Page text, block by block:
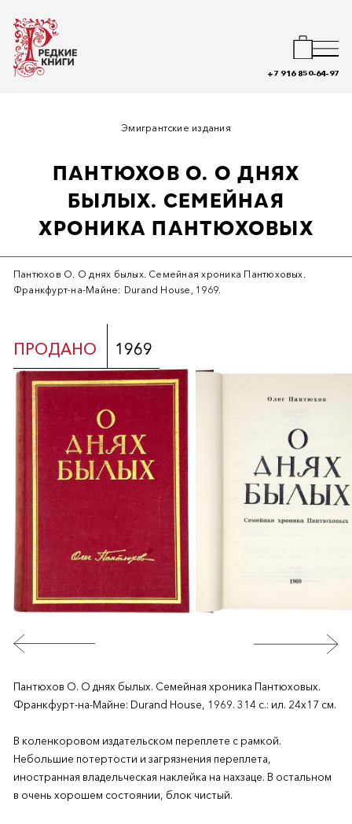
+7 916 850-64-97
Эмигрантские издания
ПАНТЮХОВ О. О ДНЯХ
БЫЛЫХ. СЕМЕЙНАЯ
ХРОНИКА ПАНТЮХОВЫХ
Пантюхов О. О днях былых. Семейная хроника Пантюховых.
Франкфурт-на-Майне: Durand House, 1969.
ПРОДАНО 1969
Пантюхов О. О днях былых. Семейная хроника Пантюховых.
Франкфурт-на-Майне: Durand House, 1969. 314 с.: ил. 24х17 см.
В коленкоровом издательском переплете с рамкой.
Небольшие потертости и загрязнения переплета,
иностранная владельческая наклейка на нахзаце. В остальном
в очень хорошем состоянии, блок чистый.